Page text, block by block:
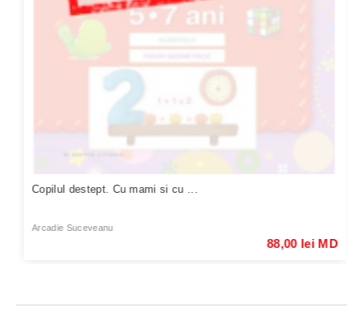
Copilul destept. Cu mami si cu ...
Arcadie Suceveanu
88,00 lei MD